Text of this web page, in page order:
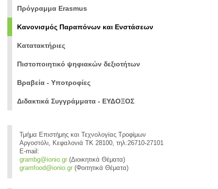
Πρόγραμμα Erasmus
Κανονισμός Παραπόνων και Ενστάσεων
Κατατακτήριες
Πιστοποιητικό ψηφιακών δεξιοτήτων
Βραβεία - Υποτροφίες
Διδακτικά Συγγράμματα - ΕΥΔΟΞΟΣ
Τμήμα Επιστήμης και Τεχνολογίας Τροφίμων
Αργοστόλι, Κεφαλονιά ΤΚ 28100, τηλ:26710-27101
E-mail:
grambg@ionio.gr (Διοικητικά Θέματα)
gramfood@ionio.gr (Φοιτητικά Θέματα)